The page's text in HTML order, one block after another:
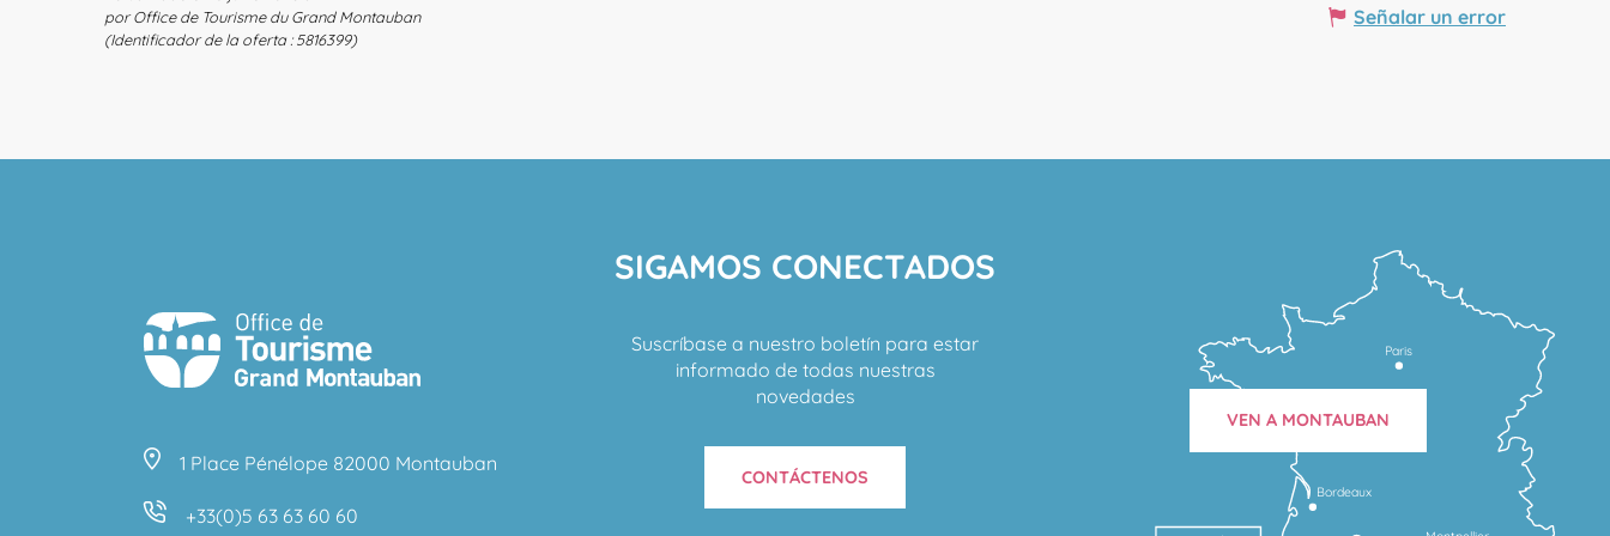
por Office de Tourisme du Grand Montauban
(Identificador de la oferta :5816399)
Señalar un error
1 Place Pénélope 82000 Montauban
+33(0)5 63 63 60 60
SIGAMOS CONECTADOS
Suscríbase a nuestro boletín para estar
informado de todas nuestras
novedades
CONTÁCTENOS
Bordeaux
Paris
VEN A MONTAUBAN